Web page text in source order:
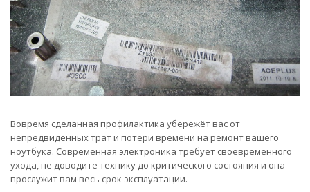
Вовремя сделанная профилактика убережёт вас от
непредвиденных трат и потери времени на ремонт вашего
ноутбука. Современная электроника требует своевременного
ухода, не доводите технику до критического состояния и она
прослужит вам весь срок эксплуатации.